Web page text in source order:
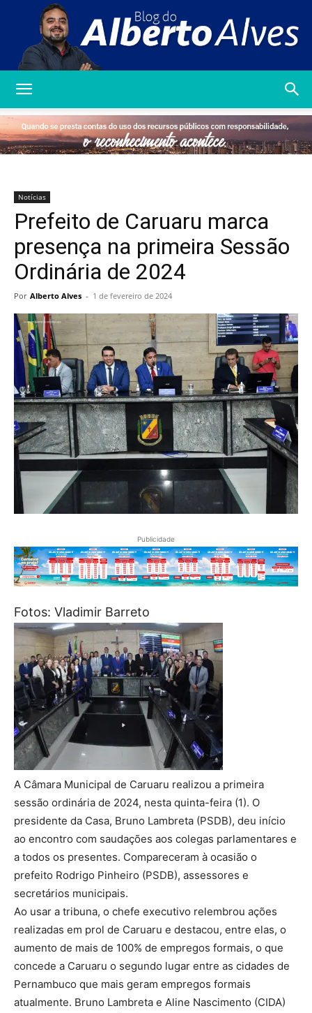
Alberto
Notícias
Prefeito de Caruaru marca
presença na primeira Sessão
Ordinária de 2024
Por Alberto Alves - 1 de fevereiro de 2024
Publicidade
Fotos: Vladimir Barreto
A Câmara Municipal de Caruaru realizou a primeira
sessão ordinária de 2024, nesta quinta-feira (1). O
presidente da Casa, Bruno Lambreta (PSDB), deu início
ao encontro com saudações aos colegas parlamentares e
a todos os presentes. Compareceram à ocasião o
prefeito Rodrigo Pinheiro (PSDB), assessores e
secretários municipais.
Ao usar a tribuna, o chefe executivo relembrou ações
realizadas em prol de Caruaru e destacou, entre elas, o
aumento de mais de 100% de empregos formais, o que
concede a Caruaru o segundo lugar entre as cidades de
Pernambuco que mais geram empregos formais
atualmente. Bruno Lambreta e Aline Nascimento (CIDA)